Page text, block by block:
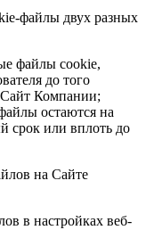
файлы двух разных
файлы cookie,
до того
Сайт Компании;
остаются на
срок или вплоть до
на Сайте
в настройках веб-